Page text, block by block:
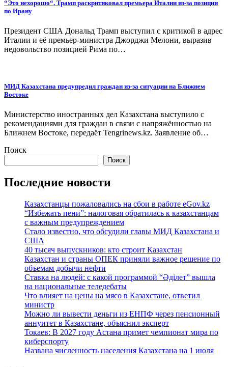
“Это нехорошо“. Трамп раскритиковал премьера Италии из-за позиции
по Ирану
Президент США Дональд Трамп выступил с критикой в адрес
Италии и её премьер-министра Джорджи Мелони, выразив
недовольство позицией Рима по…
МИД Казахстана предупредил граждан из-за ситуации на Ближнем
Востоке
Министерство иностранных дел Казахстана выступило с
рекомендациями для граждан в связи с напряжённостью на
Ближнем Востоке, передаёт Tengrinews.kz. Заявление об…
Поиск
Поиск
Последние новости
Казахстанцы пожаловались на сбои в работе eGov.kz
“Избежать пени”: налоговая обратилась к казахстанцам
с важным предупреждением
Стало известно, что обсудили главы МИД Казахстана и
США
40 тысяч выпускников: кто строит Казахстан
Казахстан и страны ОПЕК приняли важное решение по
объемам добычи нефти
Ставка на людей: с какой программой “Әділет” вышла
на национальные теледебаты
Что влияет на цены на мясо в Казахстане, ответил
министр
Можно ли вывести деньги из ЕНПФ через пенсионный
аннуитет в Казахстане, объяснил эксперт
Токаев: В 2027 году Астана примет чемпионат мира по
киберспорту
Названа численность населения Казахстана на 1 июля